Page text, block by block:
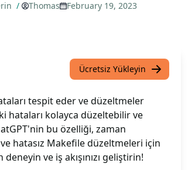
/ Thomas
February 19, 2023
Ücretsiz Yükleyin
tespit eder ve düzeltmeler
hataları kolayca düzeltebilir ve
bu özelliği, zaman
ve hatasız Makefile düzeltmeleri için
ve iş akışınızı geliştirin!